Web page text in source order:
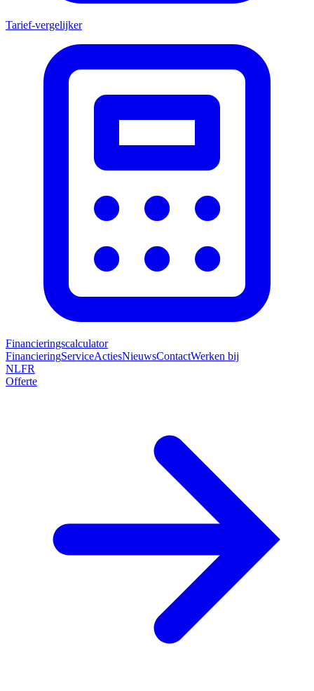
Tarief-vergelijker
Financieringscalculator
FinancieringServiceActiesNieuwsContactWerken bij
NLFR
Offerte